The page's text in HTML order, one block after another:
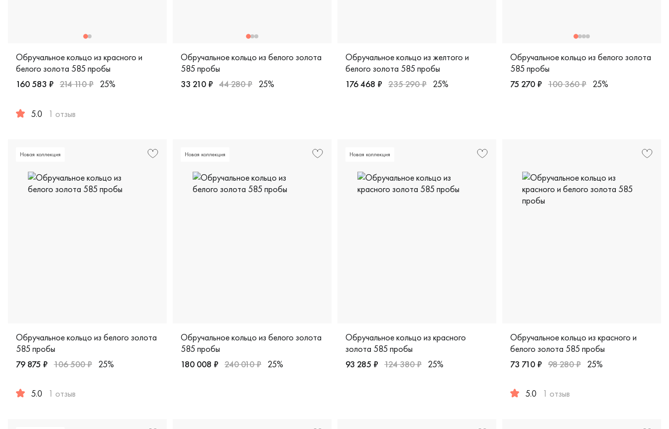
Обручальное кольцо из красного и
белого золота 585 пробы
160 583 ₽ 214 110 ₽ 25%
5.0 1 отзыв
Обручальное кольцо из белого золота
585 пробы
33 210 ₽ 44 280 ₽ 25%
Обручальное кольцо из желтого и
белого золота 585 пробы
176 468 ₽ 235 290 ₽ 25%
Обручальное кольцо из белого золота
585 пробы
75 270 ₽ 100 360 ₽ 25%
Новая коллекция
Обручальное кольцо из белого золота
585 пробы
79 875 ₽ 106 500 ₽ 25%
5.0 1 отзыв
Новая коллекция
Обручальное кольцо из белого золота
585 пробы
180 008 ₽ 240 010 ₽ 25%
Новая коллекция
Обручальное кольцо из красного
золота 585 пробы
Женские, мужские, парные, красное золото 585 пробы, дизайнерская, 07-00119-3-01-
93 285 ₽ 124 380 ₽ 25%
Обручальное кольцо из красного и
белого золота 585 пробы
73 710 ₽ 98 280 ₽ 25%
5.0 1 отзыв